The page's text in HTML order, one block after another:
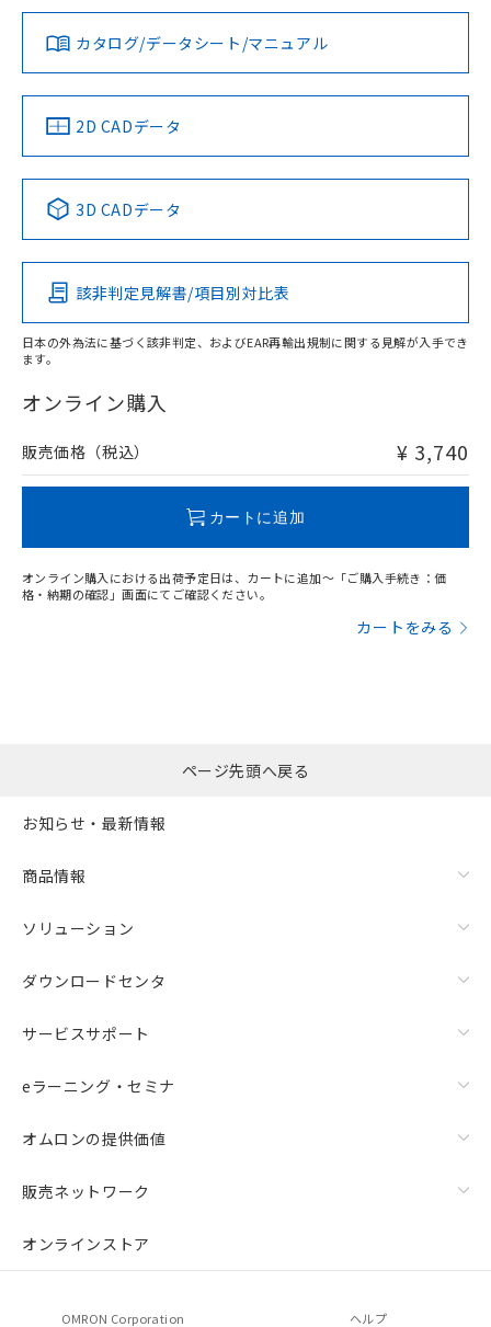
ダウンロードデータをご利用いただく前に、以下を必ずお読
みください。
ソフトウェアの使用条件
対応済み
中国 RoHS 注意事項・凡例
Pb Hg Cd Cr(VI)
O
在庫等で未対応品が混在する可能性があります。
問い合わせください。
カタログ/データシート/マニュアル
2D CADデータ
3D CADデータ
該非判定見解書/項目別対比表
日本の外為法に基づく該非判定、およびEAR再輸出規制に関する見解が入手でき
ます。
オンライン購入
販売価格（税込） ¥ 3,740
カートに追加
オンライン購入における出荷予定日は、カートに追加～「ご購入手続き：価
格・納期の確認」画面にてご確認ください。
カートをみる
ページ先頭へ戻る
お知らせ・最新情報
商品情報
ソリューション
ダウンロードセンタ
サービスサポート
eラーニング・セミナ
オムロンの提供価値
販売ネットワーク
オンラインストア
OMRON Corporation ヘルプ